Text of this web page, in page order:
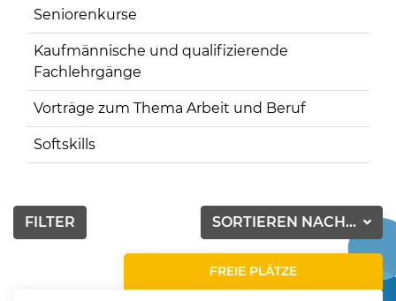
Seniorenkurse
Kaufmännische und qualifizierende
Fachlehrgänge
Vorträge zum Thema Arbeit und Beruf
Softskills
SORTIEREN NACH...
FILTER
FREIE PLÄTZE